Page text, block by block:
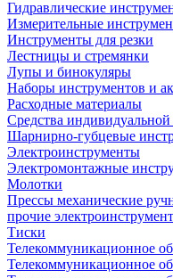
Гидравлические
Измерительные
Инструменты для резки
Лестницы и стремянки
Лупы и бинокуляры
Наборы инструментов и
Расходные материалы
Средства
Шарнирно-губцевые
Электроинструменты
Электромонтажные
Молотки
Прессы механические
прочие
Тиски
Телекоммуникационное
Телекоммуникационное